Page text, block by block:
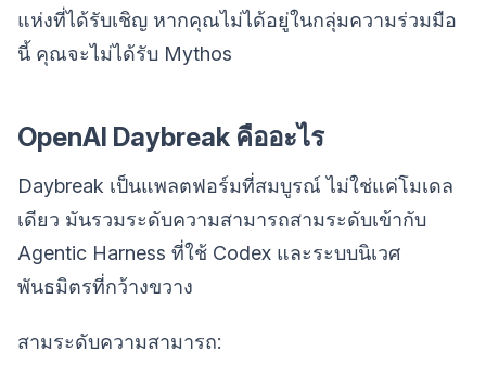
แห่งที่ได้รับเชิญ หากคุณไม่ได้อยู่ในกลุ่มความร่วมมือ
นี้ คุณจะไม่ได้รับ Mythos
OpenAI Daybreak คืออะไร
Daybreak เป็นแพลตฟอร์มที่สมบูรณ์ ไม่ใช่แค่โมเดล
เดียว มันรวมระดับความสามารถสามระดับเข้ากับ
Agentic Harness ที่ใช้ Codex และระบบนิเวศ
พันธมิตรที่กว้างขวาง
สามระดับความสามารถ: